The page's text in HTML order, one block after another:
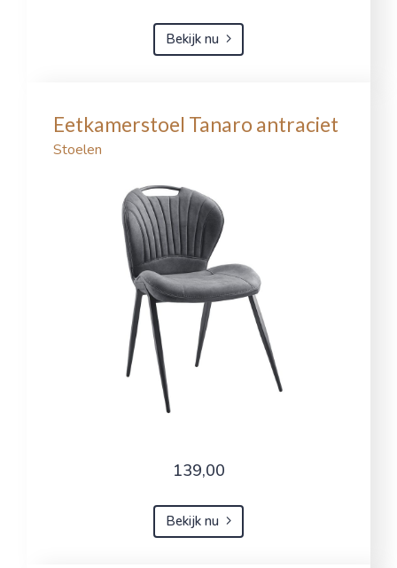
Bekijk nu
Eetkamerstoel Tanaro antraciet
Stoelen
139,00
Bekijk nu